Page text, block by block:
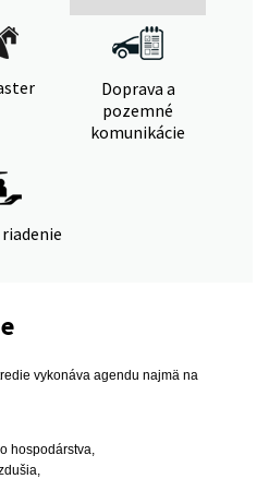
Doprava a
pozemné
komunikácie
vykonáva agendu najmä na
hospodárstva,